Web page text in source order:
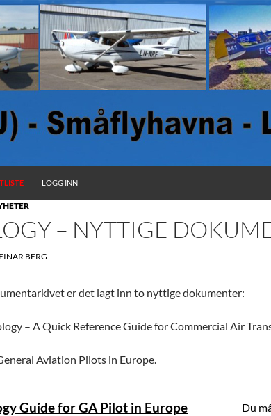
LOGG INN
– NYTTIGE
BERG
er det lagt inn to nyttige dokumenter:
– A Quick Reference Guide for Commercial Air
Aviation Pilots in Europe.
Guide for GA Pilot in Europe Du